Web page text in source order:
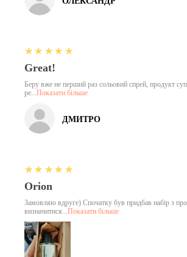
5
★★★★★
Great!
Беру вже не перший раз сольовий спрей, продукт
ре...Показати більше
ДМИТРО
5
★★★★★
Orion
Замовляю вдруге) Спочатку був придбав набір з
визначитися...Показати більше